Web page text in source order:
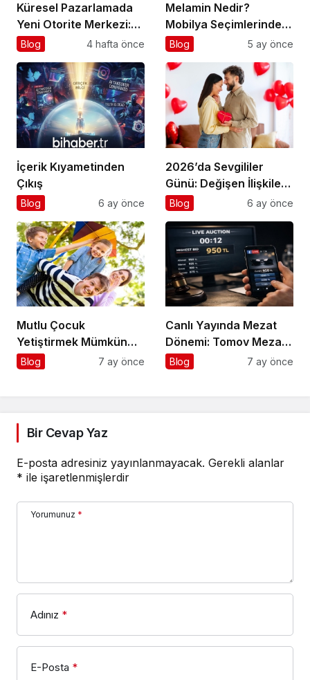
Küresel Pazarlamada
Yeni Otorite Merkezi:
Global Branding
Blog 4 hafta önce
Melamin Nedir?
Mobilya Seçimlerinde
Neden Önemlidir?
Blog 5 ay önce
İçerik Kıyametinden
Çıkış
Blog 6 ay önce
2026’da Sevgililer
Günü: Değişen İlişkiler,
Değişen Kutlamalar
Blog 6 ay önce
Mutlu Çocuk
Yetiştirmek Mümkün
mü?
Blog 7 ay önce
Canlı Yayında Mezat
Dönemi: Tomov Mezat
ve Gözlüğüm
Blog 7 ay önce
Bir Cevap Yaz
E-posta adresiniz yayınlanmayacak. Gerekli alanlar
* ile işaretlenmişlerdir
Yorumunuz *
Adınız *
E-Posta *